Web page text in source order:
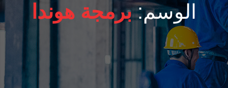
الوسم:برمجة هوندا